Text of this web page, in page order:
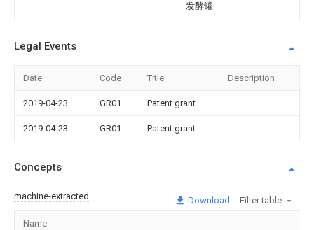
发酵罐
Legal Events
Date Code Title Description
2019-04-23 GR01 Patent grant
2019-04-23 GR01 Patent grant
Concepts
machine-extracted Download Filter table
Name